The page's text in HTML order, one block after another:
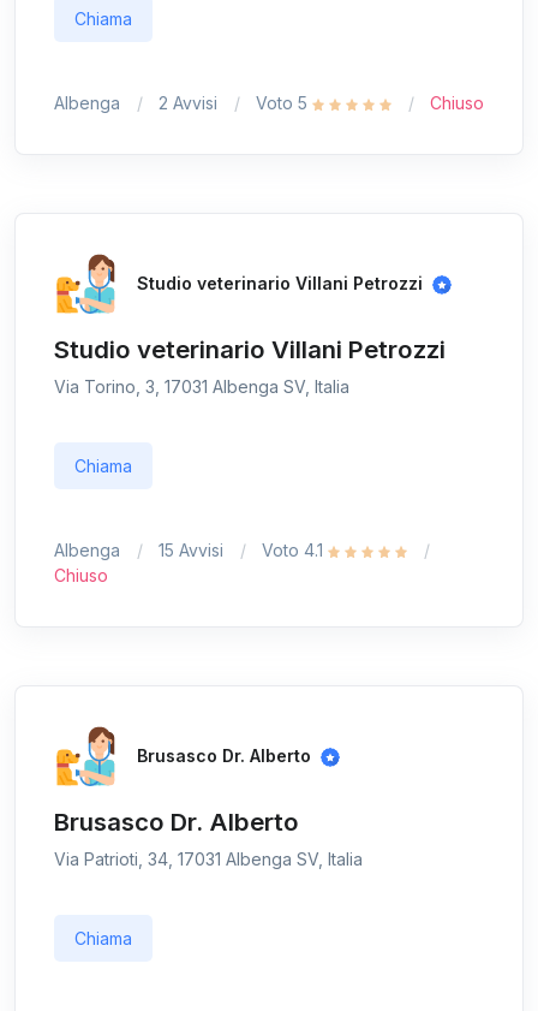
Chiama
Albenga 2 Avvisi Voto 5 Chiuso
Studio veterinario Villani Petrozzi
Studio veterinario Villani Petrozzi
Via Torino, 3, 17031 Albenga SV, Italia
Chiama
Albenga 15 Avvisi
Voto 4.1
Chiuso
Brusasco Dr. Alberto
Brusasco Dr. Alberto
Via Patrioti, 34, 17031 Albenga SV, Italia
Chiama